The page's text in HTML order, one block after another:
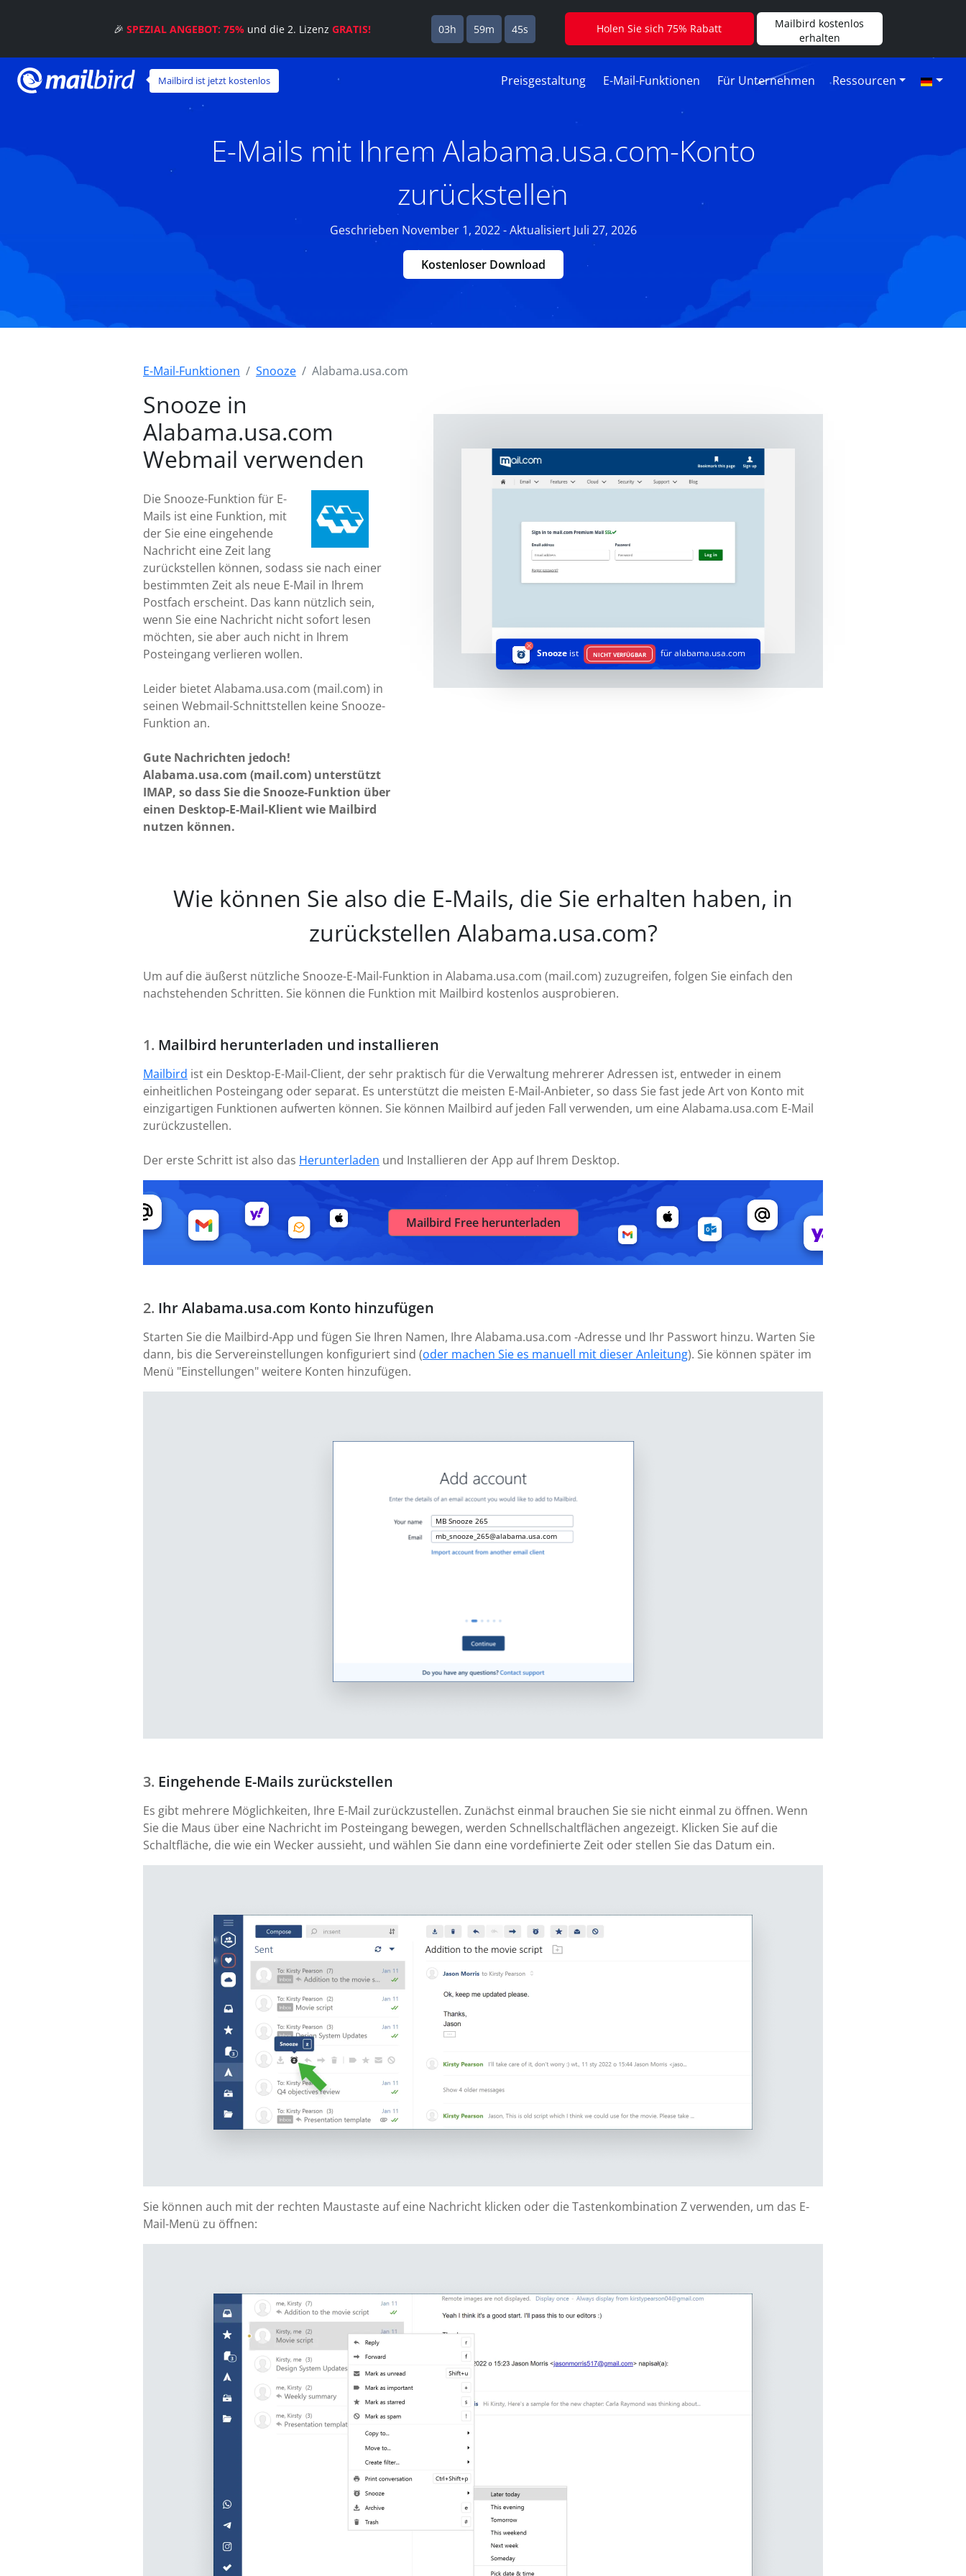
Mailbird ist jetzt kostenlos Preisgestaltung E-Mail-Funktionen Für Unternehmen Ressourcen
E-Mails mit Ihrem Alabama.usa.com-Konto
zurückstellen
Geschrieben November 1, 2022 - Aktualisiert Juli 27, 2026
Kostenloser Download
E-Mail-Funktionen Snooze Alabama.usa.com
Snooze in
Alabama.usa.com
Webmail verwenden
Die Snooze-Funktion für E-
Mails ist eine Funktion, mit
der Sie eine eingehende
Nachricht eine Zeit lang
zurückstellen können, sodass sie nach einer
bestimmten Zeit als neue E-Mail in Ihrem
Postfach erscheint. Das kann nützlich sein,
wenn Sie eine Nachricht nicht sofort lesen
möchten, sie aber auch nicht in Ihrem
Posteingang verlieren wollen.
Leider bietet Alabama.usa.com (mail.com) in
seinen Webmail-Schnittstellen keine Snooze-
Funktion an.
Gute Nachrichten jedoch!
Alabama.usa.com (mail.com) unterstützt
IMAP, so dass Sie die Snooze-Funktion über
einen Desktop-E-Mail-Klient wie Mailbird
nutzen können.
Snooze ist NICHT VERFÜGBAR für alabama.usa.com
Wie können Sie also die E-Mails, die Sie erhalten haben, in
zurückstellen Alabama.usa.com?
Um auf die äußerst nützliche Snooze-E-Mail-Funktion in Alabama.usa.com (mail.com) zuzugreifen, folgen Sie einfach den
nachstehenden Schritten. Sie können die Funktion mit Mailbird kostenlos ausprobieren.
Mailbird herunterladen und installieren
Mailbird ist ein Desktop-E-Mail-Client, der sehr praktisch für die Verwaltung mehrerer Adressen ist, entweder in einem
einheitlichen Posteingang oder separat. Es unterstützt die meisten E-Mail-Anbieter, so dass Sie fast jede Art von Konto mit
einzigartigen Funktionen aufwerten können. Sie können Mailbird auf jeden Fall verwenden, um eine Alabama.usa.com E-Mail
zurückzustellen.
Der erste Schritt ist also das Herunterladen und Installieren der App auf Ihrem Desktop.
Mailbird Free herunterladen
Ihr Alabama.usa.com Konto hinzufügen
Starten Sie die Mailbird-App und fügen Sie Ihren Namen, Ihre Alabama.usa.com -Adresse und Ihr Passwort hinzu. Warten Sie
dann, bis die Servereinstellungen konfiguriert sind (oder machen Sie es manuell mit dieser Anleitung). Sie können später im
Menü "Einstellungen" weitere Konten hinzufügen.
MB Snooze 265
mb_snooze_265@alabama.usa.com
Eingehende E-Mails zurückstellen
Es gibt mehrere Möglichkeiten, Ihre E-Mail zurückzustellen. Zunächst einmal brauchen Sie sie nicht einmal zu öffnen. Wenn
Sie die Maus über eine Nachricht im Posteingang bewegen, werden Schnellschaltflächen angezeigt. Klicken Sie auf die
Schaltfläche, die wie ein Wecker aussieht, und wählen Sie dann eine vordefinierte Zeit oder stellen Sie das Datum ein.
Sie können auch mit der rechten Maustaste auf eine Nachricht klicken oder die Tastenkombination Z verwenden, um das E-
Mail-Menü zu öffnen:
🎉SPEZIAL ANGEBOT: 75% und die 2. LizenzGRATIS! 03h 59m 44s Holen Sie sich 75% Rabatt
Mailbird kostenlos
erhalten